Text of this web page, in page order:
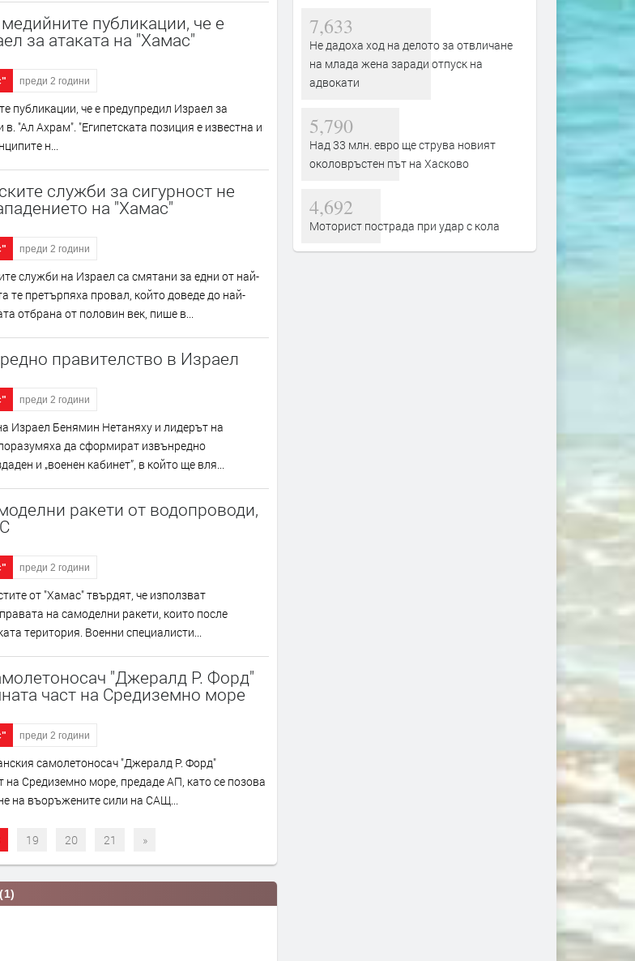
публикации, че е
за атаката на "Хамас"
преди 2 години
публикации, че е предупредил Израел за
"Ал Ахрам". "Египетската позиция е известна и
н...
служби за сигурност не
на "Хамас"
преди 2 години
служби на Израел са смятани за едни от най-
те претърпяха провал, който доведе до най-
отбрана от половин век, пише в...
правителство в Израел
преди 2 години
Израел Бенямин Нетаняху и лидерът на
да сформират извънредно
и „военен кабинет”, в който ще вля...
ракети от водопроводи,
преди 2 години
от "Хамас" твърдят, че използват
на самоделни ракети, които после
територия. Военни специалисти...
"Джералд Р. Форд"
част на Средиземно море
преди 2 години
самолетоносач "Джералд Р. Форд"
на Средиземно море, предаде АП, като се позова
на въоръжените сили на САЩ...
19 20 21 »
7,633
Не дадоха ход на делото за отвличане
на млада жена заради отпуск на
адвокати
5,790
Над 33 млн. евро ще струва новият
околовръстен път на Хасково
4,692
Моторист пострада при удар с кола